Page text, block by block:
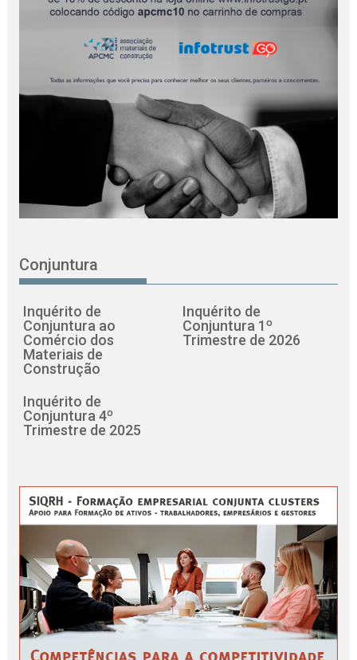
Conjuntura
Inquérito de
Conjuntura ao
Comércio dos
Materiais de
Construção
Inquérito de
Conjuntura 1º
Trimestre de 2026
Inquérito de
Conjuntura 4º
Trimestre de 2025